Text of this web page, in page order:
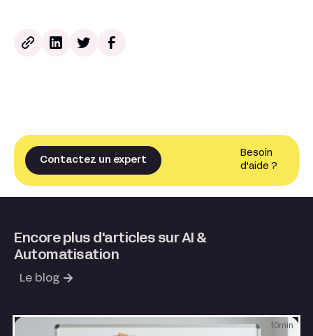
Besoin
d'aide ?
Contactez un expert
Encore plus d'articles sur AI &
Automatisation
Le blog
10 min